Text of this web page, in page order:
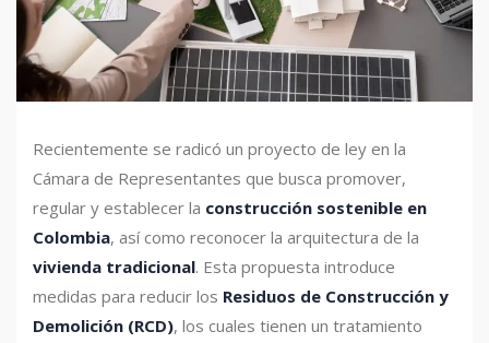
Recientemente se radicó un proyecto de ley en la
Cámara de Representantes que busca promover,
regular y establecer la construcción sostenible en
Colombia, así como reconocer la arquitectura de la
vivienda tradicional. Esta propuesta introduce
medidas para reducir los Residuos de Construcción y
Demolición (RCD), los cuales tienen un tratamiento